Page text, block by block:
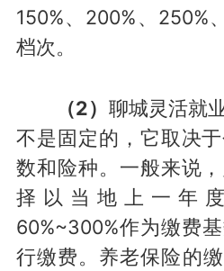
150%、200%、250%
档次。
（2） 聊城灵活就
不是固定的，它取决
数和险种。一般来说
择以当地上一年
60%~300%作为缴费
行缴费。养老保险的